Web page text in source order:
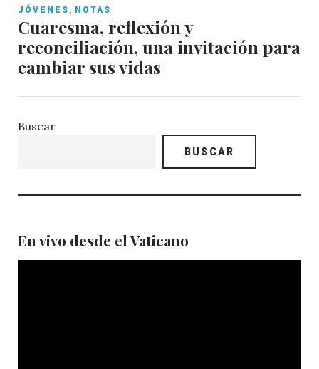
JÓVENES , NOTAS
Cuaresma, reflexión y
reconciliación, una invitación para
cambiar sus vidas
Buscar
BUSCAR
En vivo desde el Vaticano